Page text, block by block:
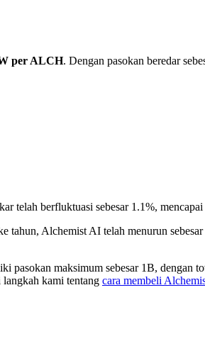
per ALCH. Dengan pasokan beredar
telah berfluktuasi sebesar 1.1%,
tahun, Alchemist AI telah menurun
maksimum sebesar 1B, dengan
langkah kami tentang cara membeli